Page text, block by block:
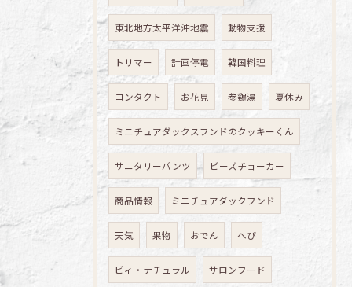
東北地方太平洋沖地震 動物支援
トリマー 計画停電 韓国料理
コンタクト お花見 参鶏湯 夏休み
ミニチュアダックスフンドのクッキーくん
サニタリーパンツ ビーズチョーカー
商品情報 ミニチュアダックフンド
天気 果物 おでん へび
ビィ・ナチュラル サロンフード